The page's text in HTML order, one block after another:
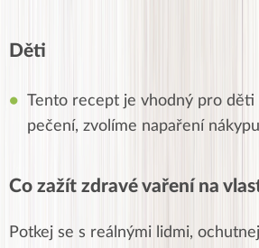
Děti
Tento recept je vhodný pro děti
pečení, zvolíme napaření
Co zažít zdravé vaření na
Potkej se s reálnými lidmi,